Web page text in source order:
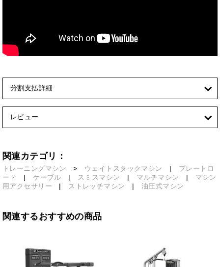
分割支払詳細
レビュー
関連カテゴリ：
トレーニングマシン > ウェイトスタックマシン | プレートロ
ード
|ケーブル | スミスマシン | マルチマシン | マシン
用アクセサリー | ストレッチマシン | 油圧式マシン
関連するおすすめの商品